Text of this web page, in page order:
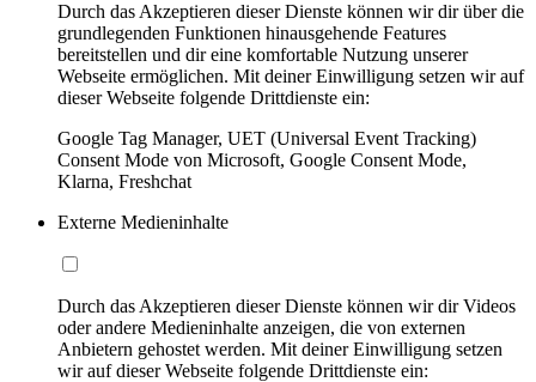
Durch das Akzeptieren dieser Dienste können wir dir über die
grundlegenden Funktionen hinausgehende Features
bereitstellen und dir eine komfortable Nutzung unserer
Webseite ermöglichen. Mit deiner Einwilligung setzen wir auf
dieser Webseite folgende Drittdienste ein:
Google Tag Manager, UET (Universal Event Tracking)
Consent Mode von Microsoft, Google Consent Mode,
Klarna, Freshchat
Externe Medieninhalte
Durch das Akzeptieren dieser Dienste können wir dir Videos
oder andere Medieninhalte anzeigen, die von externen
Anbietern gehostet werden. Mit deiner Einwilligung setzen
wir auf dieser Webseite folgende Drittdienste ein: